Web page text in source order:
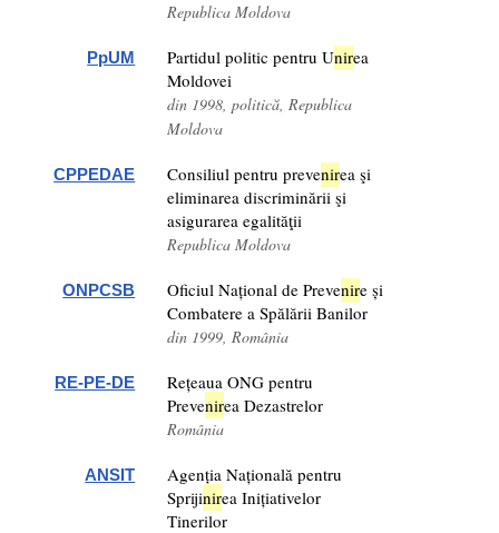
Republica Moldova
PpUM Partidul politic pentru Unirea
Moldovei
din 1998, politică, Republica
Moldova
CPPEDAE Consiliul pentru prevenirea şi
eliminarea discriminării şi
asigurarea egalităţii
Republica Moldova
ONPCSB Oficiul Național de Prevenire și
Combatere a Spălării Banilor
din 1999, România
RE-PE-DE
Rețeaua ONG pentru
Prevenirea Dezastrelor
România
ANSIT
Agenția Națională pentru
Sprijinirea Inițiativelor
Tinerilor